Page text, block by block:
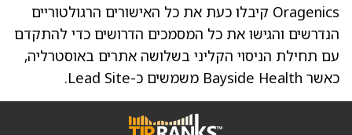
Oragenics קיבלו כעת את כל האישורים הרגולטוריים
הנדרשים והגישו את כל המסמכים הדרושים כדי להתקדם
עם תחילת הניסוי הקליני בשלושה אתרים באוסטרליה,
כאשר Bayside Health משמשים כ-Lead Site.